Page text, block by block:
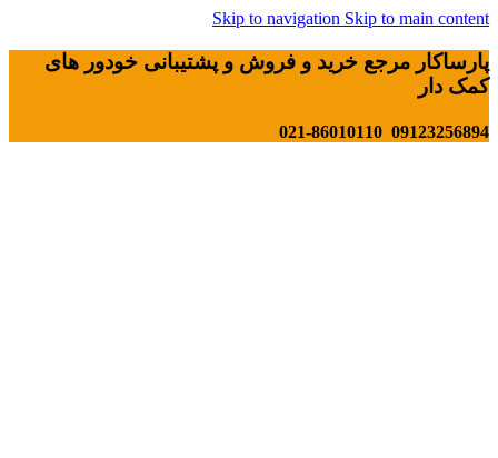
Skip to navigation Skip to main content
پارساکار مرجع خرید و فروش و پشتیبانی خودور های
کمک دار
09123256894 021-86010110